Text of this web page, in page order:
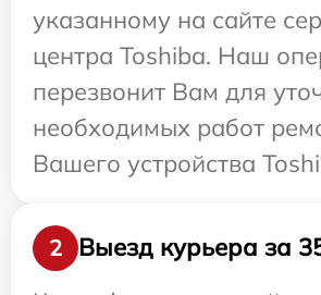
указанному на сайте
центра Toshiba. Наш
перезвонит Вам для
необходимых работ
Вашего устройства
2
Выезд курьера за